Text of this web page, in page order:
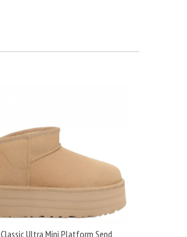
Classic Ultra Mini Platform Send